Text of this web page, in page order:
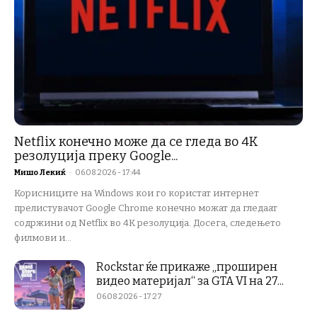
Netflix конечно може да се гледа во 4K
резолуција преку Google...
Мишо Лекиќ - 06.08.2026 - 17:44
Корисниците на Windows кои го користат интернет
прелистувачот Google Chrome конечно можат да гледаат
содржини од Netflix во 4K резолуција. Досега, следењето
филмови и...
Rockstar ќе прикаже „проширен
видео материјал“ за GTA VI на 27...
06.08.2026 - 17:27